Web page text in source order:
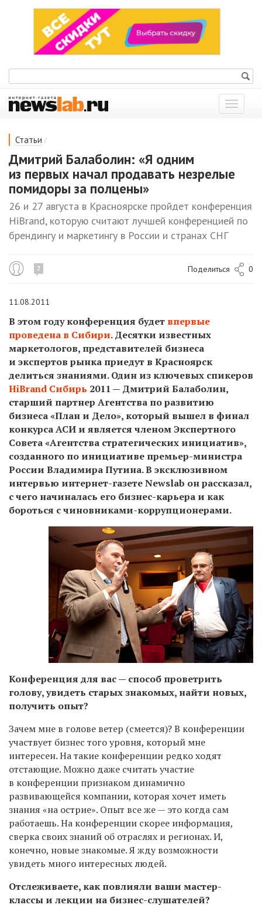
Показать
меню
Статьи /
Дмитрий Балаболин: «Я одним
из первых начал продавать незрелые
помидоры за полцены»
26 и 27 августа в Красноярске пройдет конференция
HiBrand, которую считают лучшей конференцией по
брендингу и маркетингу в России и странах СНГ
7 Поделиться 0
11.08.2011
В этом году конференция будет впервые
проведена в Сибири. Десятки известных
маркетологов, представителей бизнеса
и экспертов рынка приедут в Красноярск
делиться знаниями. Один из ключевых спикеров
HiBrand Сибирь 2011 — Дмитрий Балаболин,
старший партнер Агентства по развитию
бизнеса «План и Дело», который вышел в финал
конкурса АСИ и является членом Экспертного
Совета «Агентства стратегических инициатив»,
созданного по инициативе премьер-министра
России Владимира Путина. В эксклюзивном
интервью интернет-газете Newslab он рассказал,
с чего начиналась его бизнес-карьера и как
бороться с чиновниками-коррупционерами.
Конференция для вас — способ проветрить
голову, увидеть старых знакомых, найти новых,
получить опыт?
Зачем мне в голове ветер (смеется)? В конференции
участвует бизнес того уровня, который мне
интересен. На такие конференции редко ходят
отстающие. Можно даже считать участие
в конференции признаком динамично
развивающейся компании, которая хочет иметь
знания «на острие». Опыт все же — это когда сам
работаешь. На конференции скорее информация,
сверка своих знаний об отраслях и регионах. И,
конечно, новые знакомые. Я жду возможности
увидеть много интересных людей.
Отслеживаете, как повлияли ваши мастер-
классы и лекции на бизнес-слушателей?